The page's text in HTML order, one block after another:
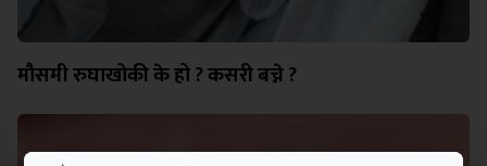
मौसमी रुघाखोकी के हो ? कसरी बच्ने ?